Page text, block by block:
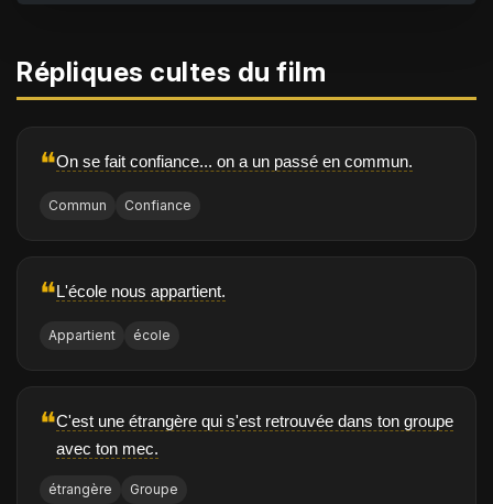
Répliques cultes du film
❝On se fait confiance... on a un passé en commun.
Commun Confiance
❝L'école nous appartient.
Appartient école
❝C'est une étrangère qui s'est retrouvée dans ton groupe
avec ton mec.
étrangère Groupe